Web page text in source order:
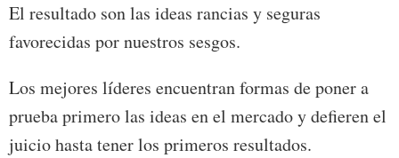
El resultado son las ideas rancias y seguras
favorecidas por nuestros sesgos.
Los mejores líderes encuentran formas de poner a
prueba primero las ideas en el mercado y defieren el
juicio hasta tener los primeros resultados.